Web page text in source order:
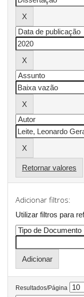
Retornar valores
Adicionar filtros:
Utilizar filtros para
Resultados/Página